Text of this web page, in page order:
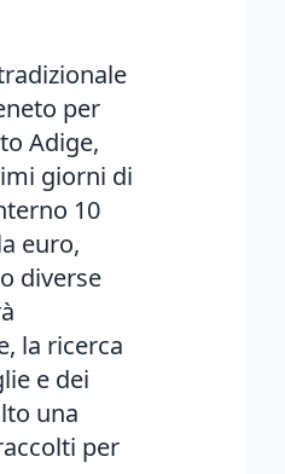
per
Adige,
giorni di
10
euro,
diverse
la ricerca
e dei
una
per